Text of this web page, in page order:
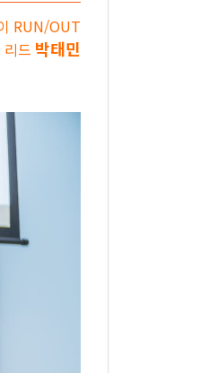
RUN/OUT
드 박태민